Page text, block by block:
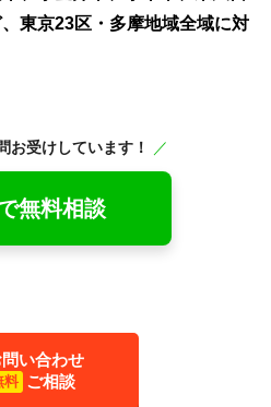
東京23区・多摩地域全域に対
お受けしています！ ／
無料相談
い合わせ
料 ご相談